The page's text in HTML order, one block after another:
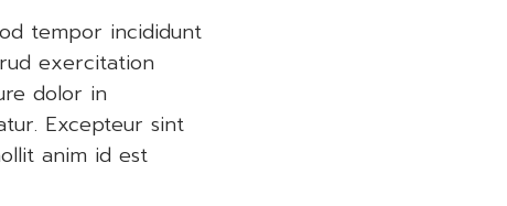
tempor incididunt
exercitation
dolor in
Excepteur sint
anim id est